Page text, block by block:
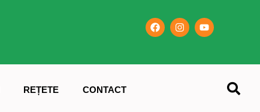
REȚETE CONTACT